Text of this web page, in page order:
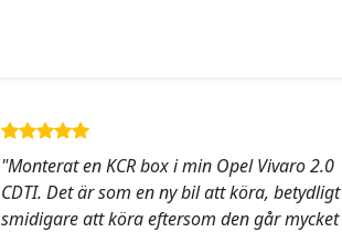
"Monterat en KCR box i min Opel Vivaro 2.0
CDTI. Det är som en ny bil att köra, betydligt
smidigare att köra eftersom den går mycket